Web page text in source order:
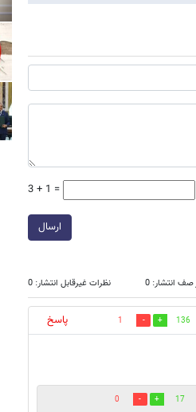
3 + 1 =
ارسال
انتشار: 0 نظرات غیرقابل انتشار: 0
136
1
پاسخ
17
0